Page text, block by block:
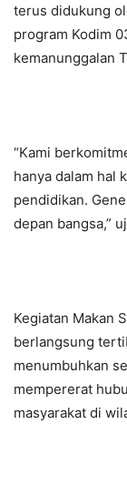
terus didukung
program Kodim
kemanunggalan
“Kami
hanya dalam hal
pendidikan.
depan bangsa,”
Kegiatan Makan
berlangsung
menumbuhkan
mempererat
masyarakat di